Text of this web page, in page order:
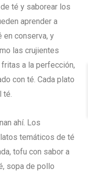
té y saborear los
aprender a
en conserva, y
las crujientes
a la perfección,
con té. Cada plato
té.
ahí. Los
temáticos de té
tofu con sabor a
sopa de pollo